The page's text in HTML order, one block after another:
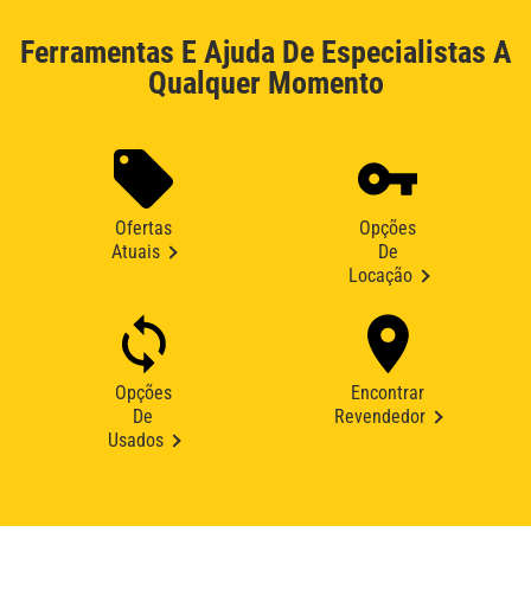
Ferramentas E Ajuda De Especialistas A
Qualquer Momento
Ofertas
Atuais
Opções
De
Locação
Opções
De
Usados
Encontrar
Revendedor